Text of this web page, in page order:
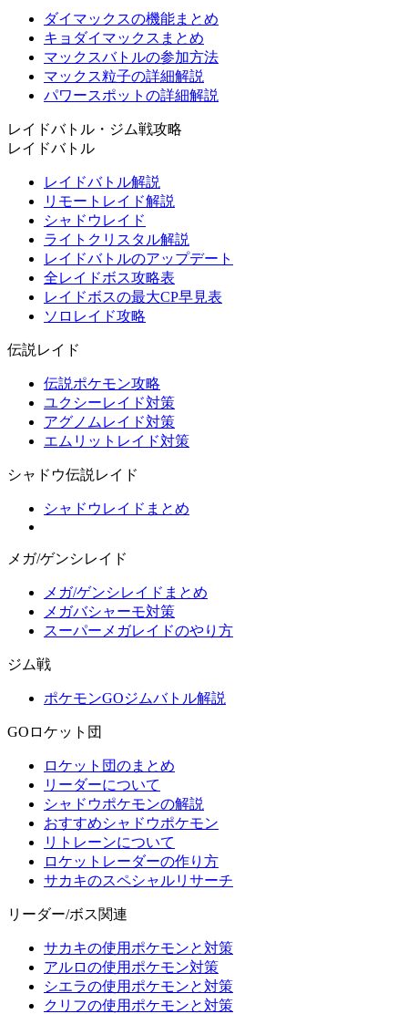
ダイマックスの機能まとめ
キョダイマックスまとめ
マックスバトルの参加方法
マックス粒子の詳細解説
パワースポットの詳細解説
レイドバトル・ジム戦攻略
レイドバトル
レイドバトル解説
リモートレイド解説
シャドウレイド
ライトクリスタル解説
レイドバトルのアップデート
全レイドボス攻略表
レイドボスの最大CP早見表
ソロレイド攻略
伝説レイド
伝説ポケモン攻略
ユクシーレイド対策
アグノムレイド対策
エムリットレイド対策
シャドウ伝説レイド
シャドウレイドまとめ
メガ/ゲンシレイド
メガ/ゲンシレイドまとめ
メガバシャーモ対策
スーパーメガレイドのやり方
ジム戦
ポケモンGOジムバトル解説
GOロケット団
ロケット団のまとめ
リーダーについて
シャドウポケモンの解説
おすすめシャドウポケモン
リトレーンについて
ロケットレーダーの作り方
サカキのスペシャルリサーチ
リーダー/ボス関連
サカキの使用ポケモンと対策
アルロの使用ポケモン対策
シエラの使用ポケモンと対策
クリフの使用ポケモンと対策